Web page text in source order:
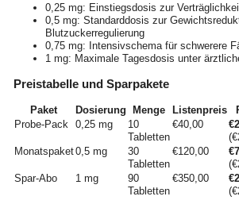
0,25 mg: Einstiegsdosis zur
0,5 mg: Standarddosis zur
Blutzuckerregulierung
0,75 mg: Intensivschema für schwerere
1 mg: Maximale Tagesdosis unter
Preistabelle und Sparpakete
Paket Dosierung Menge Listenpreis
Probe-Pack
0,25 mg
10
Tabletten
€40,00
Monatspaket0,5 mg
30
Tabletten
€120,00
Spar-Abo 1 mg
90
Tabletten
€350,00